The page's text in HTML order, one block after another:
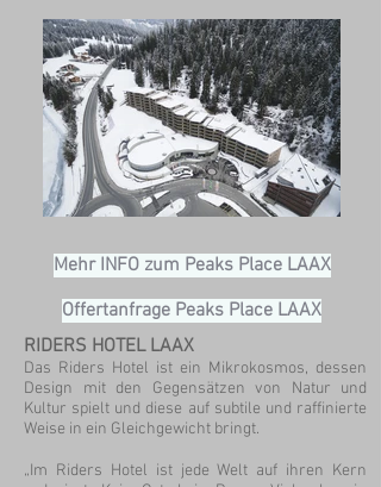
Mehr INFO zum Peaks Place LAAX
Offertanfrage Peaks Place LAAX
RIDERS HOTEL LAAX
Das Riders Hotel ist ein Mikrokosmos, dessen
Design mit den Gegensätzen von Natur und
Kultur spielt und diese auf subtile und raffinierte
Weise in ein Gleichgewicht bringt.
„Im Riders Hotel ist jede Welt auf ihren Kern